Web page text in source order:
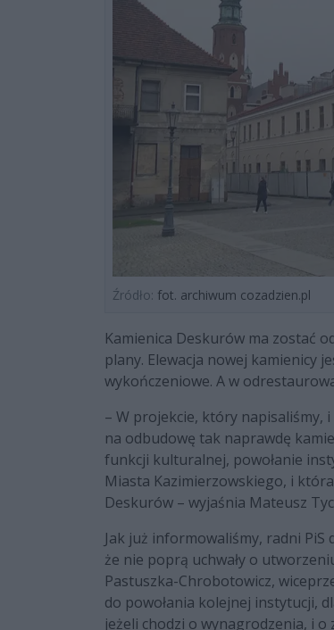
Źródło: fot. archiwum cozadzien.pl
Kamienica Deskurów ma zostać
plany. Elewacja nowej kamienicy
wykończeniowe. A w
– W projekcie, który napisaliśmy,
na odbudowę tak naprawdę
funkcji kulturalnej, powołanie
Miasta Kazimierzowskiego, i
Deskurów – wyjaśnia Mateusz
Jak już informowaliśmy, radni
że nie poprą uchwały o
Pastuszka-Chrobotowicz,
do powołania kolejnej instytucji,
jeżeli chodzi o wynagrodzenia, i